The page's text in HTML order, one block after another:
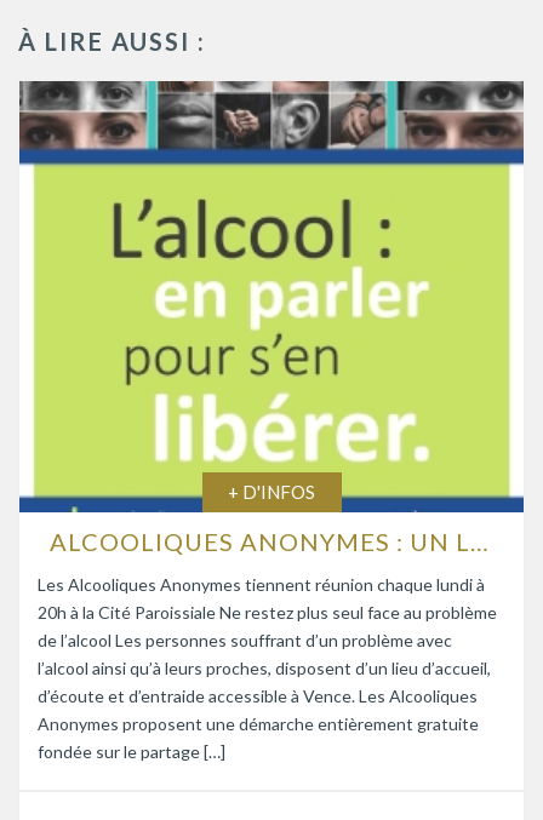
À LIRE AUSSI :
+ D'INFOS
Les Alcooliques Anonymes tiennent réunion chaque lundi à
20h à la Cité Paroissiale Ne restez plus seul face au problème
de l’alcool Les personnes souffrant d’un problème avec
l’alcool ainsi qu’à leurs proches, disposent d’un lieu d’accueil,
d’écoute et d’entraide accessible à Vence. Les Alcooliques
Anonymes proposent une démarche entièrement gratuite
fondée sur le partage […]